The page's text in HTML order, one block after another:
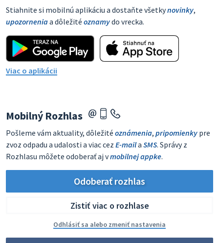
Stiahnite si mobilnú aplikáciu a dostaňte všetkynovinky,
upozorneniaa dôležité oznamydo vrecka.
Viac o aplikácii
Mobilný Rozhlas
Pošleme vám aktuality, dôležité oznámenia, pripomienky pre
zvoz odpadu a udalosti a viac cez E-maila SMS. Správy z
Rozhlasu môžete odoberať aj vmobilnej appke.
Odoberať rozhlas
Zistiť viac o rozhlase
Odhlásiť sa alebo zmeniť nastavenia